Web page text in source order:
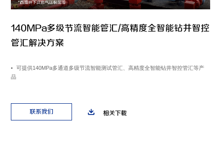
版权所有 上海神开石油化工装备股份有限公司
140MPa多级节流智能管汇/高精度全智能钻‎井智控
管汇解决方案
• 可提供140MPa多通道多级节流智能测试管汇、高精度全智能钻井智控管汇等产
品
联系我们 相关下载